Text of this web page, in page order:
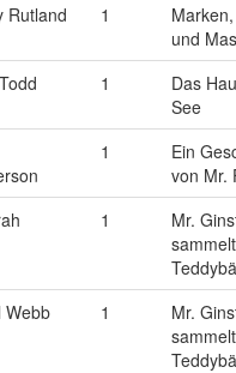
Rutland 1
und
1
Das
See
1
Ein
von Mr.
1
Mr.
sammelt
Webb 1
Mr.
sammelt